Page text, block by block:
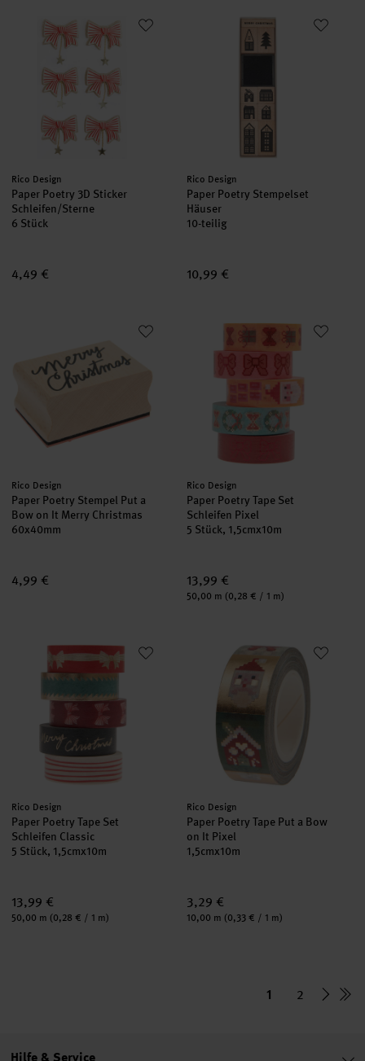
Paper Poetry 3D Sticker Schleifen/Sterne
Hersteller:
Rico Design
Paper Poetry 3D Sticker
Schleifen/Sterne
6 Stück
4,49 €
Paper Poetry Stempelset
Hersteller:
Rico Design
Paper Poetry Stempelset
Häuser
10-teilig
10,99 €
Paper Poetry Stempel Put a Bow on It Merry Christmas
Hersteller:
Rico Design
Paper Poetry Stempel Put a
Bow on It Merry Christmas
60x40mm
4,99 €
Paper Poetry Tape Set
Hersteller:
Rico Design
Paper Poetry Tape Set
Schleifen Pixel
5 Stück, 1,5cmx10m
13,99 €
Inhalt:
50,00 m (0,28 € / 1 m)
Paper Poetry Tape Set Schleifen Classic
Hersteller:
Rico Design
Paper Poetry Tape Set
Schleifen Classic
5 Stück, 1,5cmx10m
13,99 €
Inhalt:
50,00 m (0,28 € / 1 m)
Paper Poetry Tape Put a Bow
Hersteller:
Rico Design
Paper Poetry Tape Put a Bow
on It Pixel
1,5cmx10m
3,29 €
Inhalt:
10,00 m (0,33 € / 1 m)
1 2
Hilfe & Service